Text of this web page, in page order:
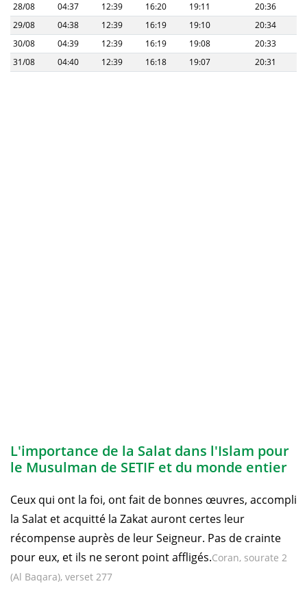
28/08
04:37 12:39 16:20 19:11
20:36
29/08
04:38 12:39 16:19 19:10
20:34
30/08
04:39 12:39 16:19 19:08
20:33
31/08
04:40 12:39 16:18 19:07 20:31
L'importance de la Salat dans l'Islam pour
le Musulman de SETIF et du monde entier
Ceux qui ont la foi, ont fait de bonnes œuvres, accompli
la Salat et acquitté la Zakat auront certes leur
récompense auprès de leur Seigneur. Pas de crainte
pour eux, et ils ne seront point affligés.Coran, sourate 2
(Al Baqara), verset 277